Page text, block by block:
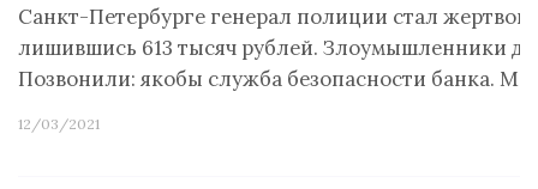
Санкт-Петербурге генерал полиции стал
лишившись 613 тысяч рублей. Злоумышленники
Позвонили: якобы служба безопасности банка.
12/03/2021